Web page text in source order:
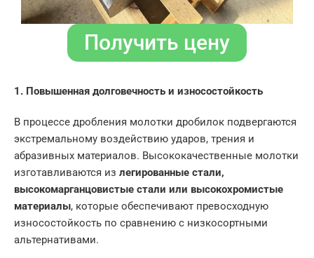
Получить цену
1. Повышенная долговечность и износостойкость
В процессе дробления молотки дробилок подвергаются
экстремальному воздействию ударов, трения и
абразивных материалов. Высококачественные молотки
изготавливаются из легированные стали,
высокомарганцовистые стали или высокохромистые
материалы, которые обеспечивают превосходную
износостойкость по сравнению с низкосортными
альтернативами.